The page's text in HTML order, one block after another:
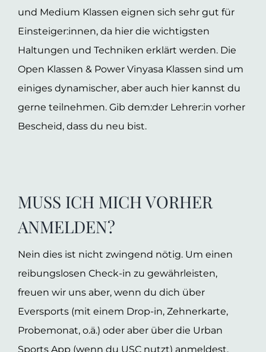
und Medium Klassen eignen sich sehr gut für
Einsteiger:innen, da hier die wichtigsten
Haltungen und Techniken erklärt werden. Die
Open Klassen & Power Vinyasa Klassen sind um
einiges dynamischer, aber auch hier kannst du
gerne teilnehmen. Gib dem:der Lehrer:in vorher
Bescheid, dass du neu bist.
MUSS ICH MICH VORHER
ANMELDEN?
Nein dies ist nicht zwingend nötig. Um einen
reibungslosen Check-in zu gewährleisten,
freuen wir uns aber, wenn du dich über
Eversports (mit einem Drop-in, Zehnerkarte,
Probemonat, o.ä.) oder aber über die Urban
Sports App (wenn du USC nutzt) anmeldest.